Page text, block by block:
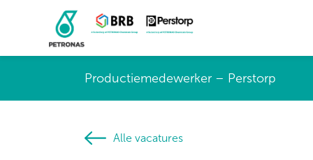
Productiemedewerker – Perstorp
Alle vacatures